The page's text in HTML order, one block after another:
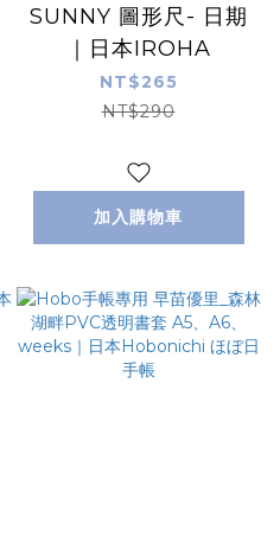
SUNNY 圖形尺- 日期
｜日本IROHA
NT$265
NT$290
加入購物車